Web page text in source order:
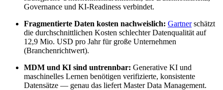
Governance und KI-Readiness verbindet.
Fragmentierte Daten kosten nachweislich: Gartnerschätzt
die durchschnittlichen Kosten schlechter Datenqualität auf
12,9 Mio. USD pro Jahr für große Unternehmen
(Branchenrichtwert).
MDM und KI sind untrennbar: Generative KI und
maschinelles Lernen benötigen verifizierte, konsistente
Datensätze — genau das liefert Master Data Management.